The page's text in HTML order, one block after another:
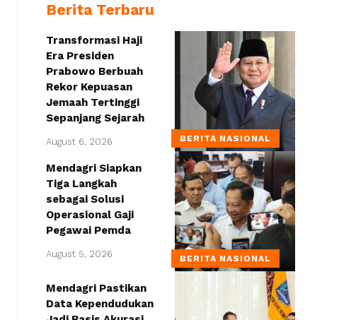
Berita Terbaru
BERITA NASIONAL
Transformasi Haji
Era Presiden
Prabowo Berbuah
Rekor Kepuasan
Jemaah Tertinggi
Sepanjang Sejarah
August 6, 2026
BERITA NASIONAL
Mendagri Siapkan
Tiga Langkah
sebagai Solusi
Operasional Gaji
Pegawai Pemda
August 5, 2026
Mendagri Pastikan
Data Kependudukan